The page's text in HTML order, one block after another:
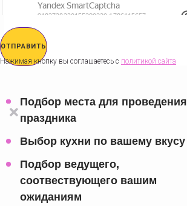
ОТПРАВИТЬ
Нажимая кнопку вы соглашаетесь с политикой сайта
Подбор места для проведения
праздника
Выбор кухни по вашему вкусу
Подбор ведущего,
соотвествующего вашим
ожиданиям